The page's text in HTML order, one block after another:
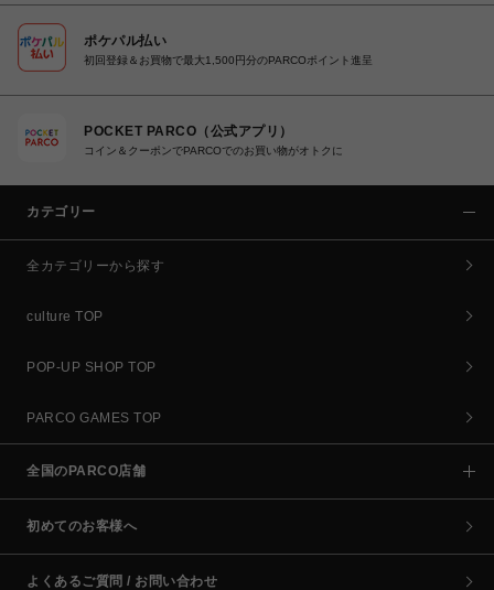
ポケパル払い
初回登録＆お買物で最大1,500円分のPARCOポイント進呈
POCKET PARCO（公式アプリ）
コイン＆クーポンでPARCOでのお買い物がオトクに
カテゴリー
全カテゴリーから探す
culture TOP
POP-UP SHOP TOP
PARCO GAMES TOP
全国のPARCO店舗
初めてのお客様へ
よくあるご質問 / お問い合わせ